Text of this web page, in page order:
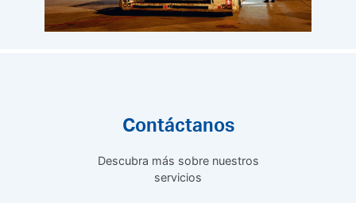
Contáctanos
Descubra más sobre nuestros
servicios